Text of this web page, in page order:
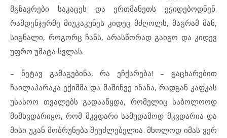
მგზავრები საკაცეს და ერთმანეთს ეჭიდებოდნენ.
რამდენჯერმე მიუკაკუნეს კიდეც მძღოლს, მაგრამ მან,
სიგნალი, როგორც ჩანს, არასწორად გაიგო და კიდევ
უფრო უმატა სვლას.
– ნეტავ გამაგებინა, რა ეჩქარება! – გაცხარებით
ჩაილაპარაკა ექიმმა და მაშინვე ინანა, რადგან კაფკას
უსასოო თვალებს გადააწყდა, რომელიც საბოლოოდ
მიმხვდარიყო, რომ მკვდარი სამუდამოდ მკვდარია და
მისი უკან მობრუნება შეუძლებელია. მხოლოდ იმას ვერ